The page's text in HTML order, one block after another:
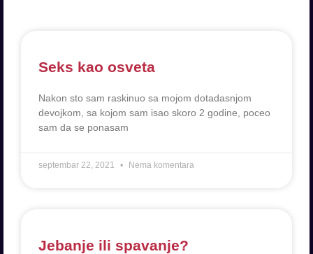
Seks kao osveta
Nakon sto sam raskinuo sa mojom dotadasnjom
devojkom, sa kojom sam isao skoro 2 godine, poceo
sam da se ponasam
septembar 22, 2021 Nema komentara
Jebanje ili spavanje?